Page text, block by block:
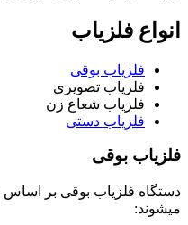
انواع فلزیاب
فلزیاب بوقی
فلزیاب تصویری
فلزیاب شعاع زن
فلزیاب دستی
فلزیاب بوقی
دستگاه فلزیاب بوقی بر
میشوند: